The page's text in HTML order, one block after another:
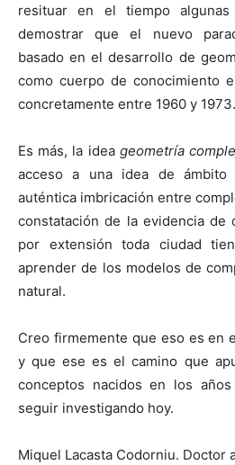
resituar en el tiempo
demostrar que el nuevo
basado en el desarrollo de
como cuerpo de conocimiento
concretamente entre 1960 y 1973.
Es más, la idea geometría
acceso a una idea de ámbito
auténtica imbricación entre
constatación de la evidencia de
por extensión toda ciudad
aprender de los modelos de
natural.
Creo firmemente que eso es en
y que ese es el camino que
conceptos nacidos en los
seguir investigando hoy.
Miquel Lacasta Codorniu. Doctor